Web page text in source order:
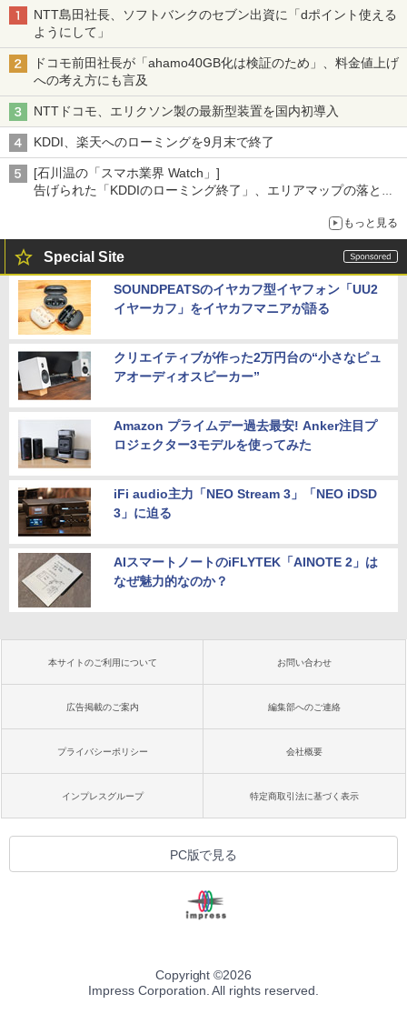
NTT島田社長、ソフトバンクのセブン出資に「dポイント使える
ようにして」
ドコモ前田社長が「ahamo40GB化は検証のため」、料金値上げ
への考え方にも言及
NTTドコモ、エリクソン製の最新型装置を国内初導入
KDDI、楽天へのローミングを9月末で終了
[石川温の「スマホ業界 Watch」]
告げられた「KDDIのローミング終了」、エリアマップの落とし
もっと見る
Special Site
SOUNDPEATSのイヤカフ型イヤフォン「UU2
イヤーカフ」をイヤカフマニアが語る
クリエイティブが作った2万円台の“小さなピュ
アオーディオスピーカー”
Amazon プライムデー過去最安! Anker注目プ
ロジェクター3モデルを使ってみた
iFi audio主力「NEO Stream 3」「NEO iDSD
3」に迫る
AIスマートノートのiFLYTEK「AINOTE 2」は
なぜ魅力的なのか？
本サイトのご利用について お問い合わせ
広告掲載のご案内 編集部へのご連絡
プライバシーポリシー 会社概要
インプレスグループ 特定商取引法に基づく表示
PC版で見る
Copyright ©2026
Impress Corporation. All rights reserved.